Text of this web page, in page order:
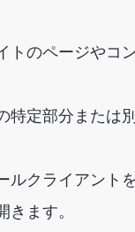
トのページやコ
特定部分または
ルクライアント
ます。